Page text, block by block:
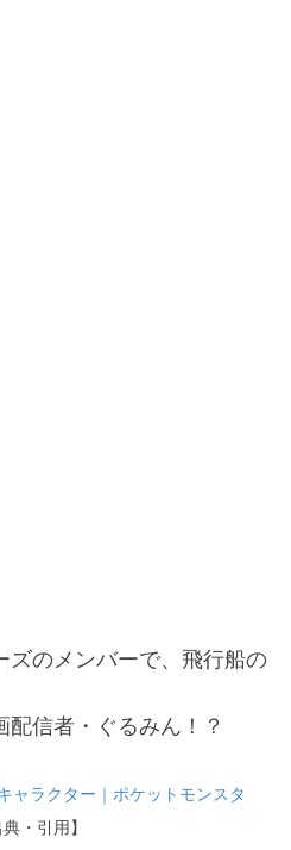
ズのメンバーで、飛行船の
信者・ぐるみん！？
ャラクター｜ポケットモンスタ
典・引用】